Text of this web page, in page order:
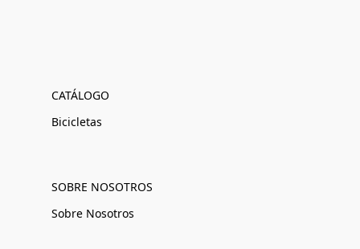
CATÁLOGO
Bicicletas
SOBRE NOSOTROS
Sobre Nosotros